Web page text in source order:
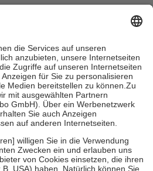
Zuzahlungen in Höhe von zehn
jedoch nie mehr als die tatsächlichen
auch für Online-Apotheken.
Krankenpflege beträgt die
sowie zehn Euro je
für ihre eigene Gesundheit zu
der Familie zu unterstützen,
zum vollendeten 18. Lebensjahr